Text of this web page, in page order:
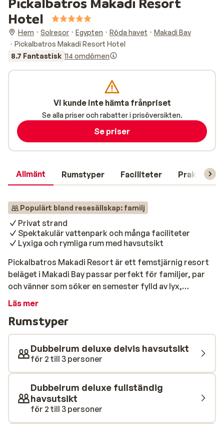
Hotel
Hem Solresor Egypten Röda havet
Makadi Bay
Pickalbatros Makadi Resort Hotel
8.7 Fantastisk 114 omdömen
Allmänt Rumstyper Faciliteter Praktisk
Populärt bland resesällskap: familj
Privat strand
Spektakulär vattenpark och många faciliteter
Lyxiga och rymliga rum med havsutsikt
Pickalbatros Makadi Resort är ett femstjärnig resort
beläget i Makadi Bay passar perfekt för familjer, par
och vänner som söker en semester fylld av lyx,
bekvämlighet och aktiviteter. Med All Inclusive, rymliga
en bekymmersfri och oförglömlig vistelse vid Röda
havet. Här bor du direkt vid en privat strand med
kristallklart vatten och ett färgsprakande husrev –
idealiskt för snorkling och dykning. Resorten har
dessutom flera pooler och en imponerande vattenpark
där både stora och små kan svalka sig och ha kul. Besök
hotellets lyxiga spa och kanske unna dig en
avslappnande massage. Om du känner dig aktiv kan du
spela tennis, beachvolleyboll eller besöka hotellets
Läs mer
Rumstyper
Dubbelrum deluxe delvis havsutsikt
för 2 till 3 personer
Dubbelrum deluxe fullständig
havsutsikt
för 2 till 3 personer
Vi kunde inte hämta frånpriset
Se alla priser och rabatter i prisöversikten.
Se priser